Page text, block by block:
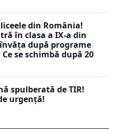
din România!
în clasa a IX-a din
după programe
se schimbă după 20
spulberată de TIR!
urgență!